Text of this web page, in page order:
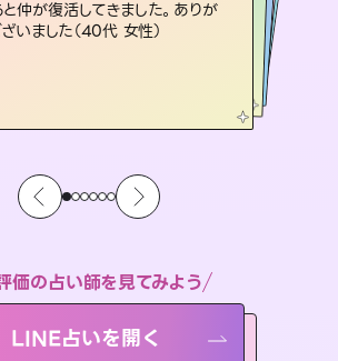
仲が復活してきました。ありが
いました（40代 女性）
（50代 女性）
持ちを整えられます（30代 男性）
価の占い師を見てみよう
LINE占いを開く